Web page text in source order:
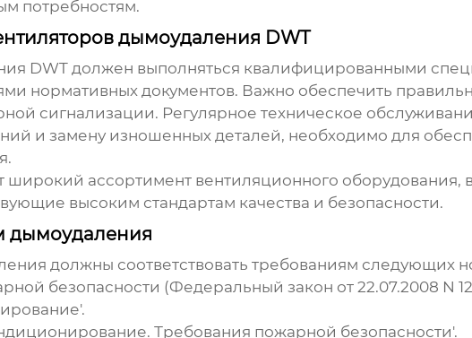
потребностям.
дымоудаления DWT
DWTдолжен выполняться квалифицированными
нормативных документов. Важно обеспечить
сигнализации. Регулярное техническое
и замену изношенных деталей, необходимо для
широкий ассортимент вентиляционного оборудования,
высоким стандартам качества и безопасности.
дымоудаления
должны соответствовать требованиям следующих
безопасности (Федеральный закон от 22.07.2008 N
Требования пожарной безопасности'.